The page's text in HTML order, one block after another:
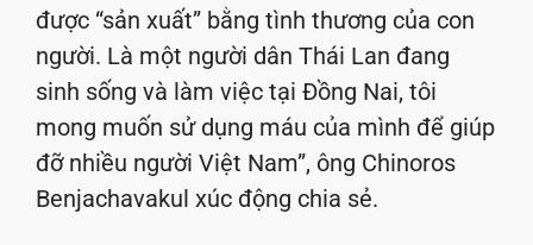
được “sản xuất” bằng tình thương của con
người. Là một người dân Thái Lan đang
sinh sống và làm việc tại Đồng Nai, tôi
mong muốn sử dụng máu của mình để giúp
đỡ nhiều người Việt Nam”, ông Chinoros
Benjachavakul xúc động chia sẻ.